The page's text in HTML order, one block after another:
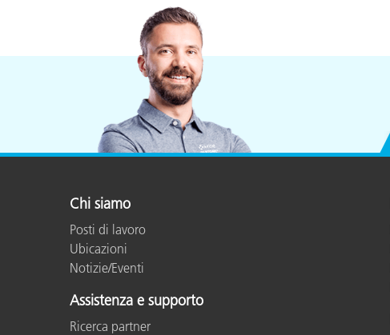
Chi siamo
Posti di lavoro
Ubicazioni
Notizie/Eventi
Assistenza e supporto
Ricerca partner